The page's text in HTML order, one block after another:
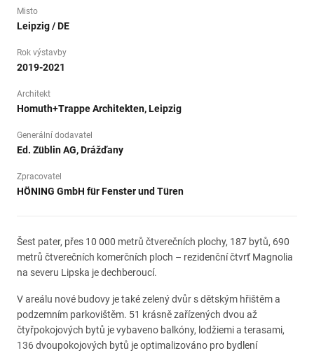
Misto
Leipzig / DE
Rok výstavby
2019-2021
Architekt
Homuth+Trappe Architekten, Leipzig
Generální dodavatel
Ed. Züblin AG, Drážďany
Zpracovatel
HÖNING GmbH für Fenster und Türen
Šest pater, přes 10 000 metrů čtverečních plochy, 187 bytů, 690
metrů čtverečních komerčních ploch – rezidenční čtvrť Magnolia
na severu Lipska je dechberoucí.
V areálu nové budovy je také zelený dvůr s dětským hřištěm a
podzemním parkovištěm. 51 krásně zařízených dvou až
čtyřpokojových bytů je vybaveno balkóny, lodžiemi a terasami,
136 dvoupokojových bytů je optimalizováno pro bydlení